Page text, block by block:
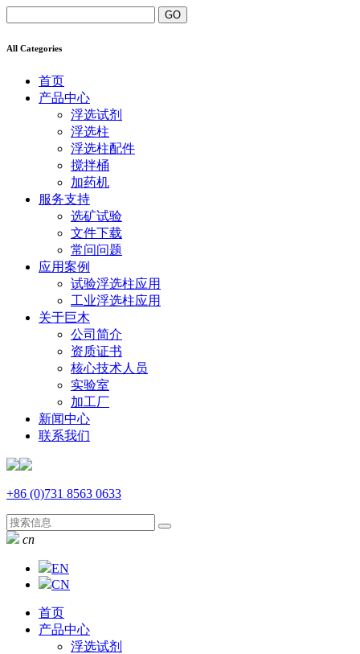
All Categories
首页
产品中心
浮选试剂
浮选柱
浮选柱配件
搅拌桶
加药机
服务支持
选矿试验
文件下载
常问问题
应用案例
试验浮选柱应用
工业浮选柱应用
关于巨木
公司简介
资质证书
核心技术人员
实验室
加工厂
新闻中心
联系我们
+86 (0)731 8563 0633
cn
EN
CN
首页
产品中心
浮选试剂